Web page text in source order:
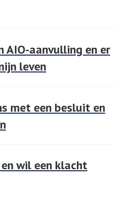
AIO-aanvulling en er
leven
met een besluit en
wil een klacht